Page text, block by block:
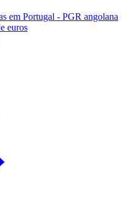
em Portugal - PGR angolana
euros